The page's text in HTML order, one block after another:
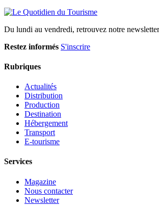
Du lundi au vendredi, retrouvez notre
Restez informés S'inscrire
Rubriques
Actualités
Distribution
Production
Destination
Hébergement
Transport
E-tourisme
Services
Magazine
Nous contacter
Newsletter